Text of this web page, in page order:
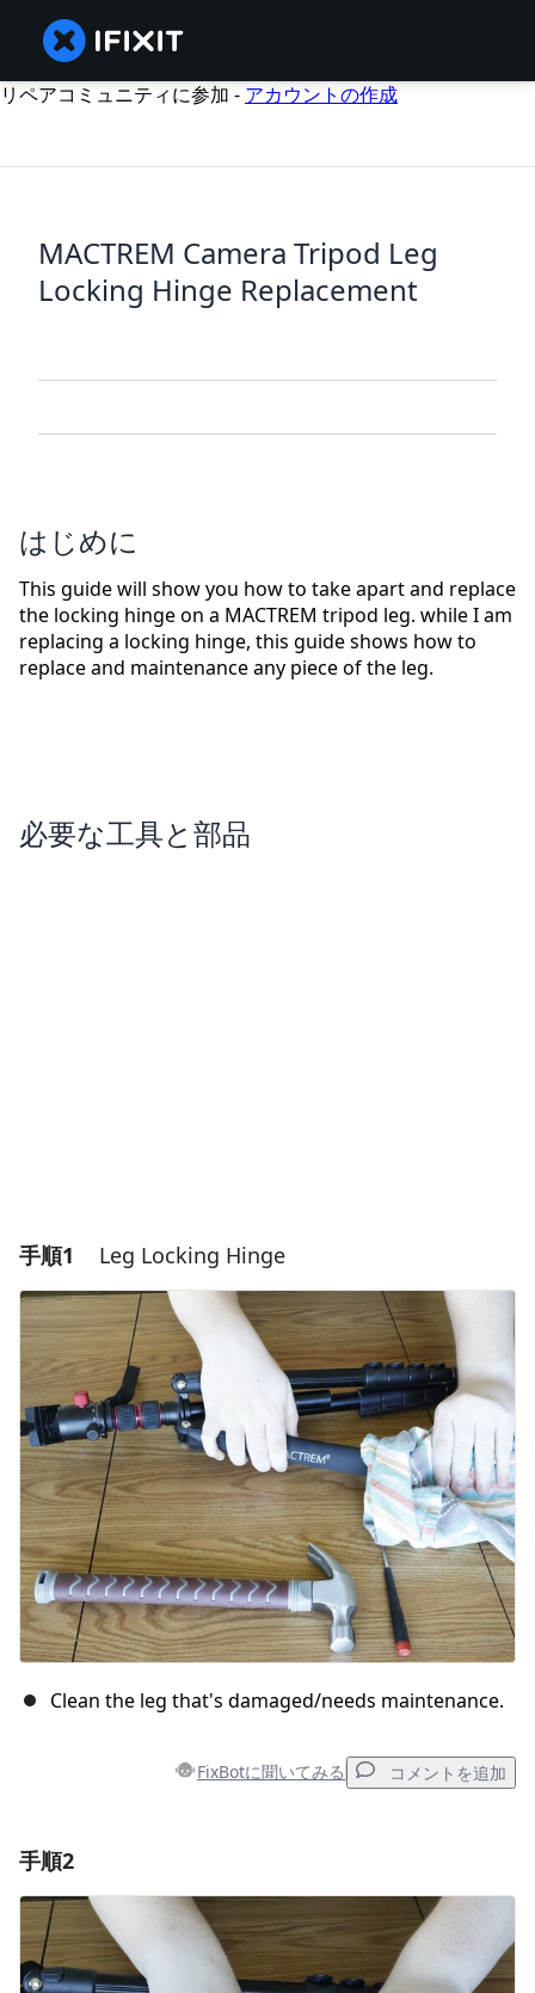
リペアコミュニティに参加 - アカウントの作成
MACTREM Camera Tripod Leg
Locking Hinge Replacement
はじめに
This guide will show you how to take apart and replace
the locking hinge on a MACTREM tripod leg. while I am
replacing a locking hinge, this guide shows how to
replace and maintenance any piece of the leg.
必要な工具と部品
手順1 Leg Locking Hinge
Clean the leg that's damaged/needs maintenance.
FixBotに聞いてみる コメントを追加
コメントを追加
手順2